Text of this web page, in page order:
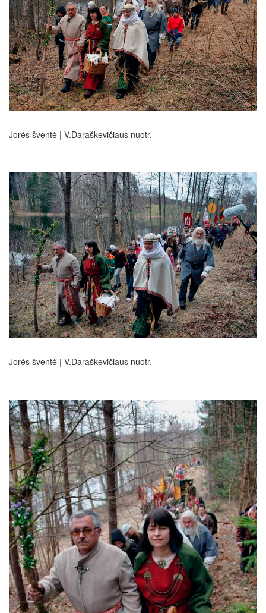
Jorės šventė | V.Daraškevičiaus nuotr.
Jorės šventė | V.Daraškevičiaus nuotr.